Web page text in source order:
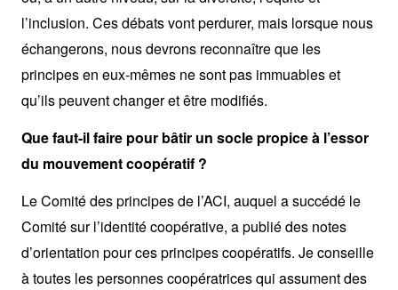
l’inclusion. Ces débats vont perdurer, mais lorsque nous
échangerons, nous devrons reconnaître que les
principes en eux-mêmes ne sont pas immuables et
qu’ils peuvent changer et être modifiés.
Que faut-il faire pour bâtir un socle propice à l’essor
du mouvement coopératif ?
Le Comité des principes de l’ACI, auquel a succédé le
Comité sur l’identité coopérative, a publié des notes
d’orientation pour ces principes coopératifs. Je conseille
à toutes les personnes coopératrices qui assument des